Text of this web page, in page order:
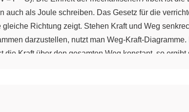
auch als Joule schreiben. Das Gesetz für die
Richtung zeigt. Stehen Kraft und Weg
darzustellen, nutzt man Weg-Kraft-
die Kraft über den gesamten Weg konstant, so
wird. Die aufgewendete Kraft FS ist aber